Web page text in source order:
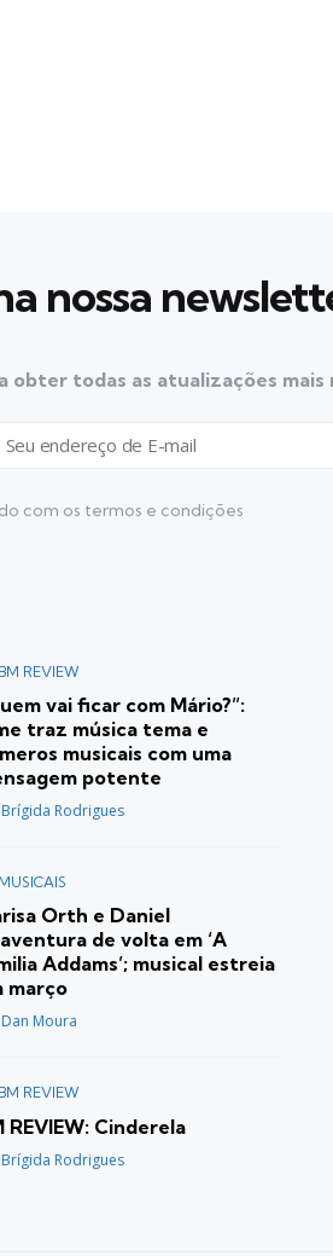
nossa
obter todas as atualizações mais
com os termos e condições
BM REVIEW
vai ficar com Mário?”:
traz música tema e
musicais com uma
potente
Brígida Rodrigues
MUSICAIS
Orth e Daniel
de volta em ‘A
Addams’; musical estreia
março
Dan Moura
BM REVIEW
REVIEW: Cinderela
Brígida Rodrigues